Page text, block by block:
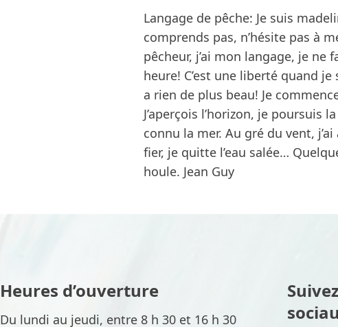
Langage de pêche: Je suis
comprends pas, n’hésite pas à
pêcheur, j’ai mon langage, je ne
heure! C’est une liberté quand je
a rien de plus beau! Je
J’aperçois l’horizon, je poursuis
connu la mer. Au gré du vent,
fier, je quitte l’eau salée…
houle. Jean Guy
Heures d’ouverture
Du lundi au jeudi, entre 8 h 30 et 16 h 30